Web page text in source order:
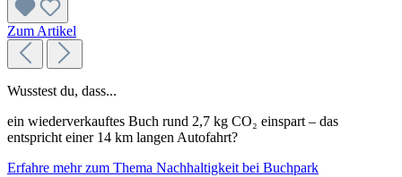
Zum Artikel
Wusstest du, dass...
ein wiederverkauftes Buch rund 2,7 kg CO₂ einspart – das
entspricht einer 14 km langen Autofahrt?
Erfahre mehr zum Thema Nachhaltigkeit bei Buchpark